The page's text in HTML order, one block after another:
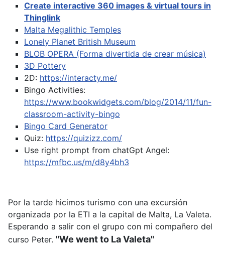
Create interactive 360 images & virtual tours in
Thinglink
Malta Megalithic Temples
Lonely Planet British Museum
BLOB OPERA (Forma divertida de crear música)
3D Pottery
2D: https://interacty.me/
Bingo Activities:
https://www.bookwidgets.com/blog/2014/11/fun-
classroom-activity-bingo
Bingo Card Generator
Quiz: https://quizizz.com/
Use right prompt from chatGpt Angel:
https://mfbc.us/m/d8y4bh3
Por la tarde hicimos turismo con una excursión
organizada por la ETI a la capital de Malta, La Valeta.
Esperando a salir con el grupo con mi compañero del
curso Peter. "We went to La Valeta"